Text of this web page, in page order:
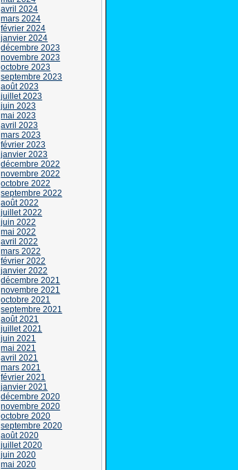
avril 2024
mars 2024
février 2024
janvier 2024
décembre 2023
novembre 2023
octobre 2023
septembre 2023
août 2023
juillet 2023
juin 2023
mai 2023
avril 2023
mars 2023
février 2023
janvier 2023
décembre 2022
novembre 2022
octobre 2022
septembre 2022
août 2022
juillet 2022
juin 2022
mai 2022
avril 2022
mars 2022
février 2022
janvier 2022
décembre 2021
novembre 2021
octobre 2021
septembre 2021
août 2021
juillet 2021
juin 2021
mai 2021
avril 2021
mars 2021
février 2021
janvier 2021
décembre 2020
novembre 2020
octobre 2020
septembre 2020
août 2020
juillet 2020
juin 2020
mai 2020